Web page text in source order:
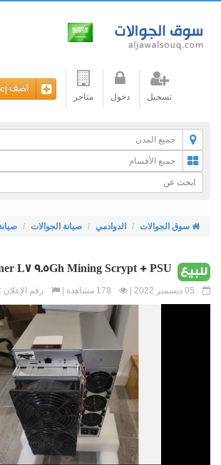
تسجيل دخول متاجر
أضف
جميع المدن
جميع الأقسام
سوق الجوالات الدوادمي صيانة الجوالات
للبيع L7 9.5Gh Mining Scrypt + PSU
رقم الإعلان : 1438